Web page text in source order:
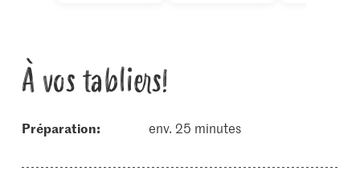
À vos tabliers!
Préparation: env. 25 minutes